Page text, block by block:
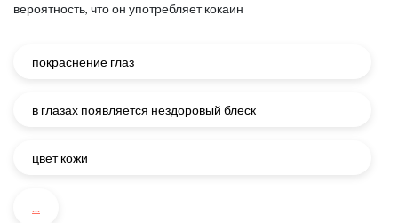
вероятность, что он употребляет кокаин
покраснение глаз
в глазах появляется нездоровый блеск
цвет кожи
...